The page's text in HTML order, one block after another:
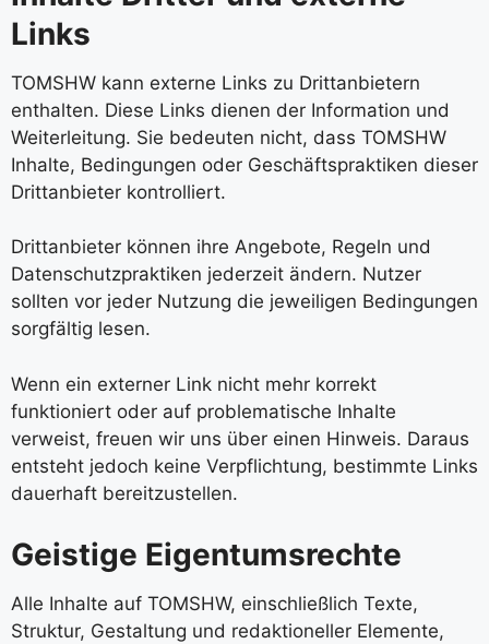
Links
TOMSHW kann externe Links zu Drittanbietern
enthalten. Diese Links dienen der Information und
Weiterleitung. Sie bedeuten nicht, dass TOMSHW
Inhalte, Bedingungen oder Geschäftspraktiken dieser
Drittanbieter kontrolliert.
Drittanbieter können ihre Angebote, Regeln und
Datenschutzpraktiken jederzeit ändern. Nutzer
sollten vor jeder Nutzung die jeweiligen Bedingungen
sorgfältig lesen.
Wenn ein externer Link nicht mehr korrekt
funktioniert oder auf problematische Inhalte
verweist, freuen wir uns über einen Hinweis. Daraus
entsteht jedoch keine Verpflichtung, bestimmte Links
dauerhaft bereitzustellen.
Geistige Eigentumsrechte
Alle Inhalte auf TOMSHW, einschließlich Texte,
Struktur, Gestaltung und redaktioneller Elemente,